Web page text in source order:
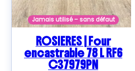
Jamais utilisé – sans défaut
ROSIERES | Four
encastrable 78 L RF6
C37979PN